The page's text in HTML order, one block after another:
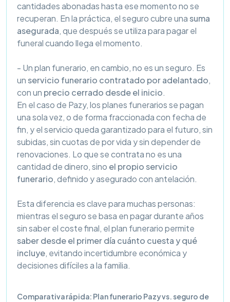
cantidades abonadas hasta ese momento no se
recuperan. En la práctica, el seguro cubre unasuma
asegurada, que después se utiliza para pagar el
funeral cuando llega el momento.
- Un plan funerario, en cambio, no es un seguro. Es
unservicio funerario contratado por adelantado,
con un precio cerrado desde el inicio.
En el caso de Pazy, los planes funerarios se pagan
una sola vez, o de forma fraccionada con fecha de
fin, y el servicio queda garantizado para el futuro, sin
subidas, sin cuotas de por vida y sin depender de
renovaciones. Lo que se contrata no es una
cantidad de dinero, sino el propio servicio
funerario, definido y asegurado con antelación.
Esta diferencia es clave para muchas personas:
mientras el seguro se basa en pagar durante años
sin saber el coste final, el plan funerario permite
saber desde el primer día cuánto cuesta y qué
incluye, evitando incertidumbre económica y
decisiones difíciles a la familia.
Comparativa rápida: Plan funerario Pazy vs. seguro de